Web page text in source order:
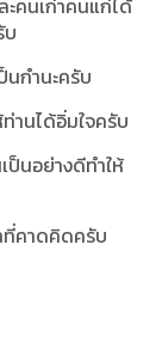
คนเก่าคนแก่ได้
นกำนะครับ
านได้อิ่มใจครับ
นอย่างดีทำให้
ที่คาดคิดครับ